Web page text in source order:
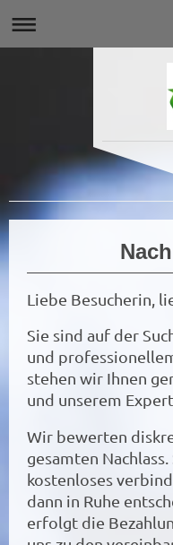
Liebe Besucherin,
Sie sind auf der
und
stehen wir Ihnen
und unserem
Wir bewerten
gesamten
kostenloses
dann in Ruhe
erfolgt die